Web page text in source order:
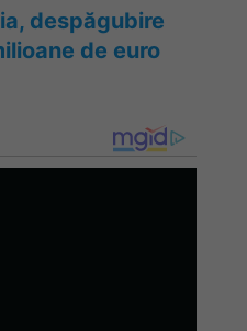
despăgubire
de euro